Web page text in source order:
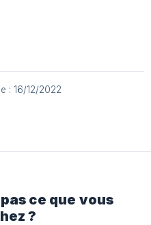
: 16/12/2022
ce que vous
?